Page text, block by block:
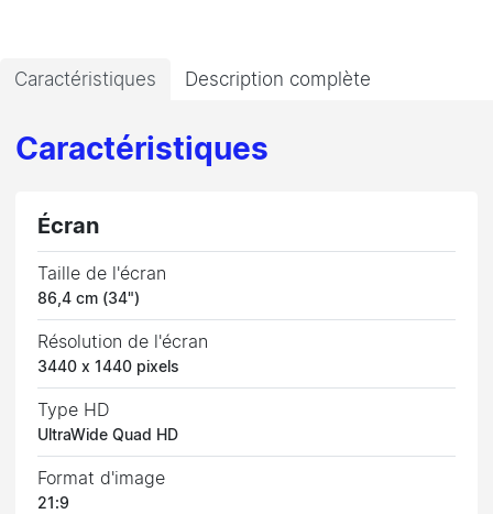
Caractéristiques Description complète
Caractéristiques
Écran
Taille de l'écran
86,4 cm (34")
Résolution de l'écran
3440 x 1440 pixels
Type HD
UltraWide Quad HD
Format d'image
21:9